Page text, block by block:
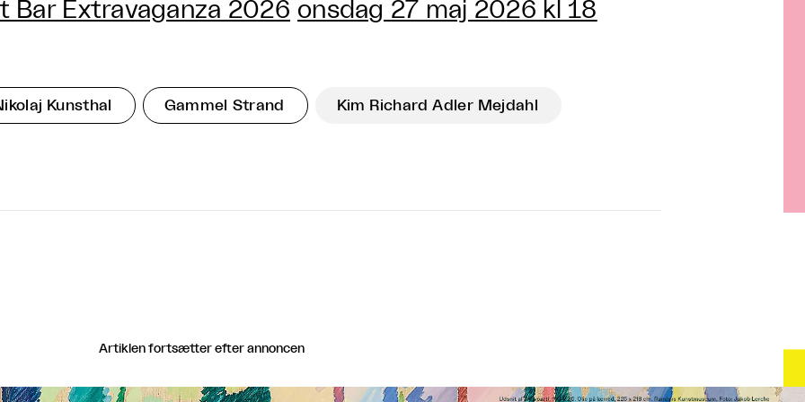
Bar Extravaganza 2026 onsdag 27 maj 2026 kl 18
Kunsthal Gammel Strand Kim Richard Adler Mejdahl
Artiklen fortsætter efter annoncen